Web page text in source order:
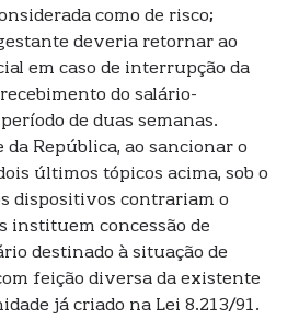
como de risco;
deveria retornar ao
em caso de interrupção da
do salário-
de duas semanas.
da República, ao sancionar o
últimos tópicos acima, sob o
dispositivos contrariam o
instituem concessão de
destinado à situação de
feição diversa da existente
já criado na Lei 8.213/91.